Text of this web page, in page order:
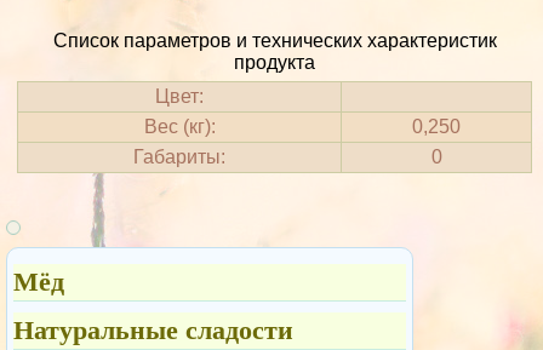
Список параметров и технических характеристик
продукта
Цвет:
Вес (кг):
0,250
Габариты:
0
Мёд
Натуральные сладости